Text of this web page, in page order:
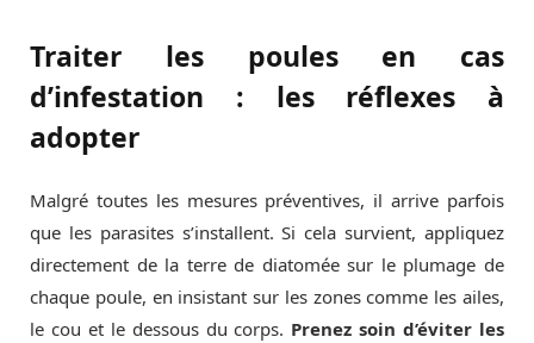
Traiter les poules en cas
d’infestation : les réflexes à
adopter
Malgré toutes les mesures préventives, il arrive parfois
que les parasites s’installent. Si cela survient, appliquez
directement de la terre de diatomée sur le plumage de
chaque poule, en insistant sur les zones comme les ailes,
le cou et le dessous du corps. Prenez soin d’éviter les